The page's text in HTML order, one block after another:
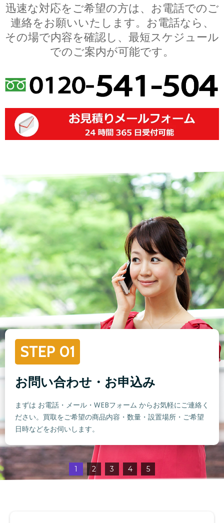
迅速な対応をご希望の方は、お電話でのご
連絡をお願いいたします。お電話なら、
その場で内容を確認し、最短スケジュール
でのご案内が可能です。
STEP 01
お問い合わせ・お申込み
まずは お電話・メール・WEBフォーム からお気軽にご連絡く
ださい。買取をご希望の商品内容・数量・設置場所・ご希望
日時などをお伺いします。
1 2 3 4 5